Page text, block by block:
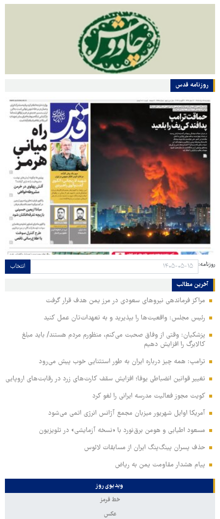
روزنامه قدس
روزنامه: انتخاب
آخرین مطالب
مراکز فرماندهی نیروهای سعودی در مرز یمن هدف قرار گرفت
رئیس مجلس: واقعیت‌ها را بپذیرید و به تعهدات‌تان عمل کنید
پزشکیان: وقتی از وفاق صحبت می‌کنم، منظورم مردم هستند/ باید مبلغ
کالابرگ را افزایش دهیم
ترامپ: همه چیز درباره ایران به طور استثنایی خوب پیش می‌رود
تغییر قوانین انضباطی یوفا؛ افزایش سقف کارت‌های زرد در رقابت‌های اروپایی
کویت مجوز فعالیت مدرسه ایرانی را لغو کرد
آمریکا اوایل شهریور میزبان مجمع آژانس انرژی اتمی می‌شود
مسعود اطیابی و هومن برق‌نورد با «نسخه آزمایشی» در تلویزیون
حذف پسران پینگ‌پنگ ایران از مسابقات لائوس
پیام هشدار مقاومت یمن به ریاض
ویدیوی روز
خط قرمز
عکس